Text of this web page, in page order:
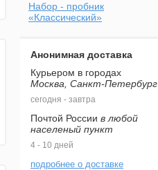
Набор - пробник
«Классический»
Анонимная доставка
Курьером в городах
Москва, Санкт-Петербург
сегодня - завтра
Почтой России в любой
населеный пункт
4 - 10 дней
подробнее о доставке